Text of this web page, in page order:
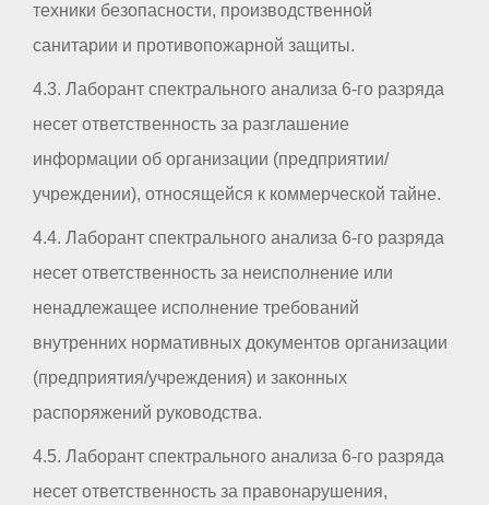
техники безопасности, производственной
санитарии и противопожарной защиты.
4.3. Лаборант спектрального анализа 6-го разряда
несет ответственность за разглашение
информации об организации (предприятии/
учреждении), относящейся к коммерческой тайне.
4.4. Лаборант спектрального анализа 6-го разряда
несет ответственность за неисполнение или
ненадлежащее исполнение требований
внутренних нормативных документов организации
(предприятия/учреждения) и законных
распоряжений руководства.
4.5. Лаборант спектрального анализа 6-го разряда
несет ответственность за правонарушения,